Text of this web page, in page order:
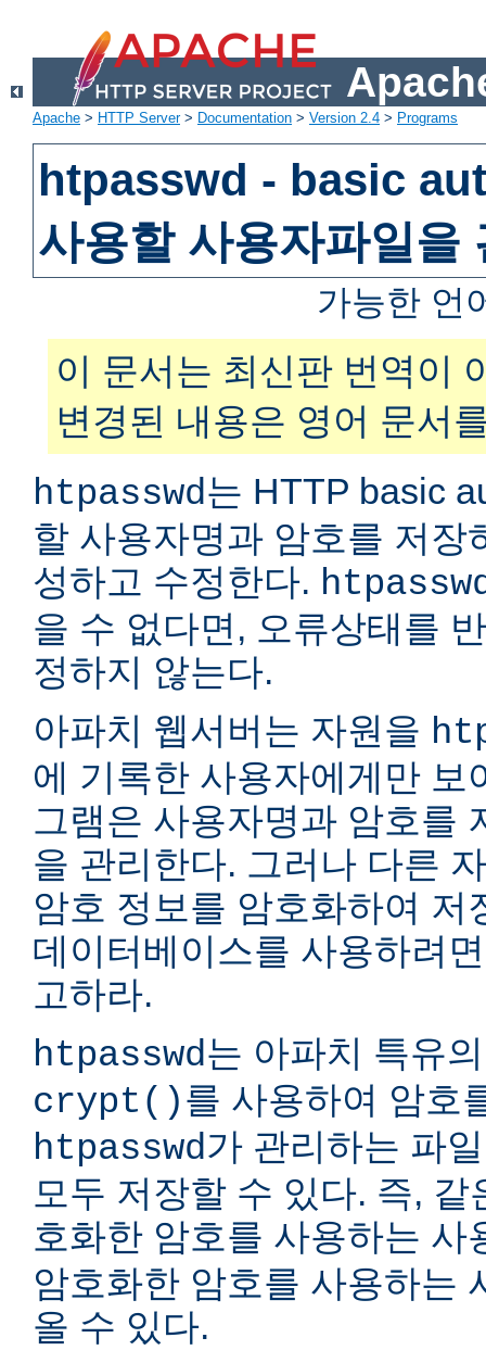
Apache > HTTP Server> Documentation > Version 2.4 > Programs
htpasswd - basic
사용할 사용자파일을
가능한 언
이 문서는 최신판 번역이
변경된 내용은 영어 문서
htpasswd는 HTTP basic
할 사용자명과 암호를 저장
성하고 수정한다.
을 수 없다면, 오류상태를
정하지 않는다.
아파치 웹서버는 자원을
에 기록한 사용자에게만 보
그램은 사용자명과 암호를
을 관리한다. 그러나 다른
암호 정보를 암호화하여 저
데이터베이스를 사용하려
고하라.
htpasswd는 아파치 특유
crypt()를 사용하여 암호
htpasswd가 관리하는 파
모두 저장할 수 있다. 즉,
호화한 암호를 사용하는
암호화한 암호를 사용하는
올 수 있다.